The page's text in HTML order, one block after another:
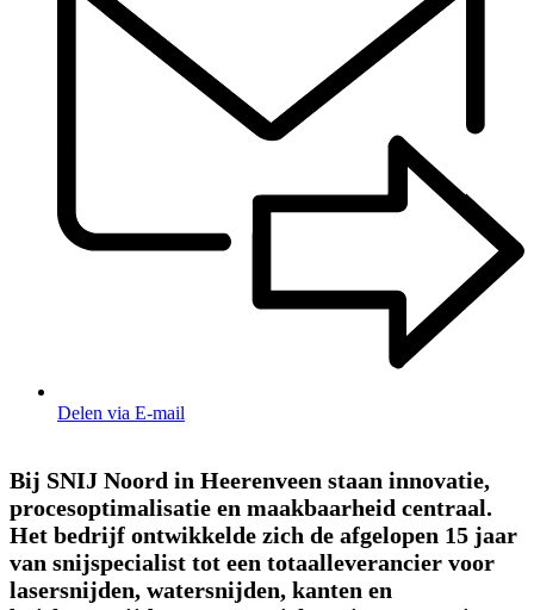
Delen via E-mail
Bij SNIJ Noord in Heerenveen staan innovatie,
procesoptimalisatie en maakbaarheid centraal.
Het bedrijf ontwikkelde zich de afgelopen 15 jaar
van snijspecialist tot een totaalleverancier voor
lasersnijden, watersnijden, kanten en